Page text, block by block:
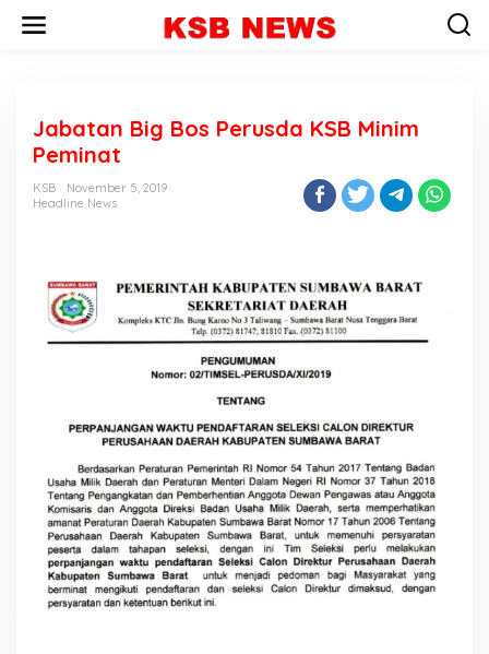
Jabatan Big Bos Perusda KSB Minim
Peminat
KSB
November 5, 2019
Headline News